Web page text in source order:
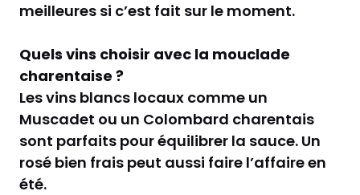
meilleures si c’est fait sur le moment.
Quels vins choisir avec la mouclade
charentaise ?
Les vins blancs locaux comme un
Muscadet ou un Colombard charentais
sont parfaits pour équilibrer la sauce. Un
rosé bien frais peut aussi faire l’affaire en
été.